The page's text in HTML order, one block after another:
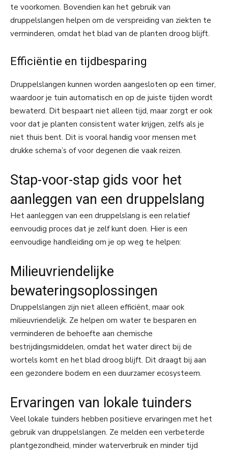
te voorkomen. Bovendien kan het gebruik van
druppelslangen helpen om de verspreiding van ziekten te
verminderen, omdat het blad van de planten droog blijft.
Efficiëntie en tijdbesparing
Druppelslangen kunnen worden aangesloten op een timer,
waardoor je tuin automatisch en op de juiste tijden wordt
bewaterd. Dit bespaart niet alleen tijd, maar zorgt er ook
voor dat je planten consistent water krijgen, zelfs als je
niet thuis bent. Dit is vooral handig voor mensen met
drukke schema’s of voor degenen die vaak reizen.
Stap-voor-stap gids voor het
aanleggen van een druppelslang
Het aanleggen van een druppelslang is een relatief
eenvoudig proces dat je zelf kunt doen. Hier is een
eenvoudige handleiding om je op weg te helpen:
Milieuvriendelijke
bewateringsoplossingen
Druppelslangen zijn niet alleen efficiënt, maar ook
milieuvriendelijk. Ze helpen om water te besparen en
verminderen de behoefte aan chemische
bestrijdingsmiddelen, omdat het water direct bij de
wortels komt en het blad droog blijft. Dit draagt bij aan
een gezondere bodem en een duurzamer ecosysteem.
Ervaringen van lokale tuinders
Veel lokale tuinders hebben positieve ervaringen met het
gebruik van druppelslangen. Ze melden een verbeterde
plantgezondheid, minder waterverbruik en minder tijd